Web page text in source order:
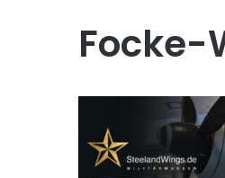
Focke-